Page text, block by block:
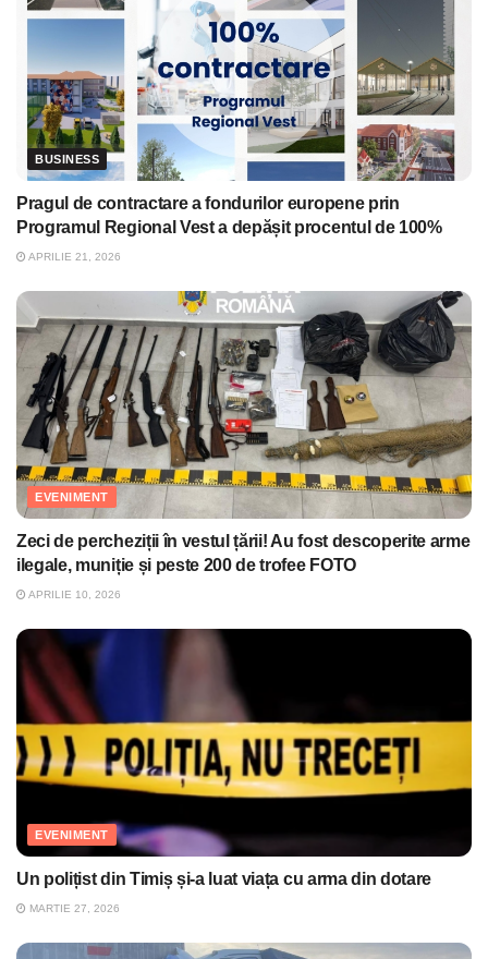
BUSINESS
Pragul de contractare a fondurilor europene prin
Programul Regional Vest a depășit procentul de 100%
APRILIE 21, 2026
EVENIMENT
Zeci de percheziții în vestul țării! Au fost descoperite arme
ilegale, muniție și peste 200 de trofee FOTO
APRILIE 10, 2026
EVENIMENT
Un polițist din Timiș și-a luat viața cu arma din dotare
MARTIE 27, 2026